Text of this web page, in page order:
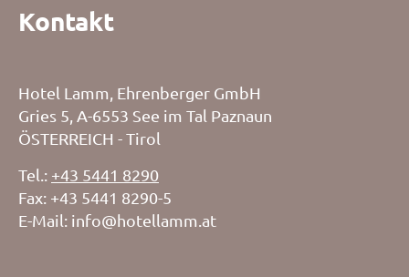
Kontakt
Hotel Lamm, Ehrenberger GmbH
Gries 5, A-6553 See im Tal Paznaun
ÖSTERREICH - Tirol
Tel.: +43 5441 8290
Fax: +43 5441 8290-5
E-Mail: info@hotellamm.at